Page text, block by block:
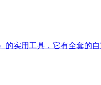
的实用工具，它有全套